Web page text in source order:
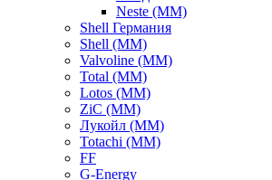
Neste (ММ)
Shell Германия
Shell (ММ)
Valvoline (ММ)
Total (ММ)
Lotos (ММ)
ZiC (ММ)
Лукойл (ММ)
Totachi (MM)
FF
G-Energy